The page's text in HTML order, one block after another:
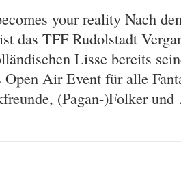
your reality Nach
das TFF Rudolstadt
Lisse bereits
Open Air Event für alle
(Pagan-)Folker